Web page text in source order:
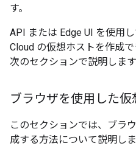
す。
API または Edge UI を使用
Cloud の仮想ホストを作成
次のセクションで説明します
ブラウザを使用した
このセクションでは、ブラ
成する方法について説明し